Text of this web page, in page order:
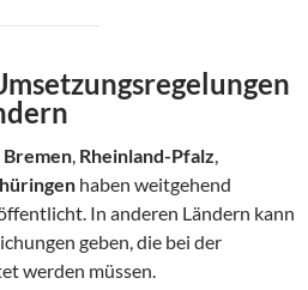
Bremen Rheinland-Pfalz
haben weitgehend
In anderen Ländern kann
geben, die bei der
werden müssen.